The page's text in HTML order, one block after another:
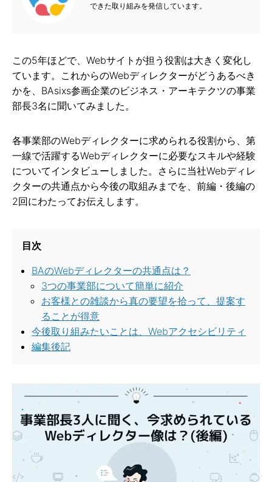
できた取り組みを発信しています。
この5年ほどで、Webサイトが担う役割は大きく変化し
ています。これからのWebディレクターがどうあるべき
かを、BAsixs参画企業のビジネス・アーキテクツの事業
部長3名に聞いてみました。
各事業部のWebディレクターに求められる役割から、第
一線で活躍するWebディレクターに必要なスキルや経験
についてインタビューしました。さらに当社Webディレ
クターの共通点から今後の取組みまでを、前編・後編の
2回にわたってお伝えします。
目次
BAのWebディレクターの共通点は？
3つの事業部について簡単に紹介
お客様との雑談から真の要望を拾って、提案す
ることが得意
今後取り組みたいことは、Webアクセシビリティ
編集後記